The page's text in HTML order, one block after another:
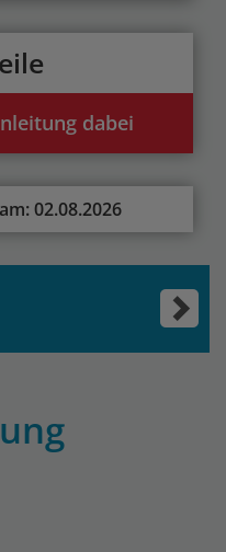
dabei
02.08.2026